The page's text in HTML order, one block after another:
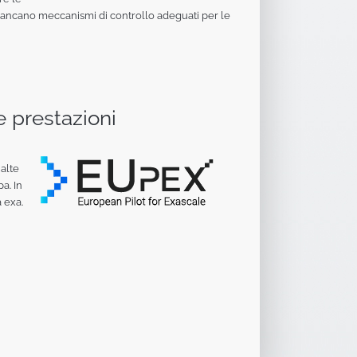
meccanismi di controllo adeguati per le
prestazioni
In
exa.